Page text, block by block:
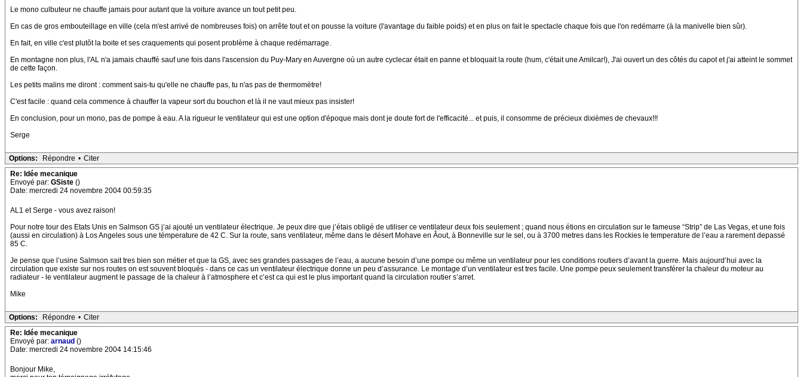
Le mono culbuteur ne chauffe jamais pour autant que la voiture avance un tout petit peu.
En cas de gros embouteillage en ville (cela m'est arrivé de nombreuses fois) on arrête tout et on pousse la voiture (l'avantage du faible poids) et en plus on fait le spectacle chaque fois que l'on redémarre (à la manivelle bien sûr).
En fait, en ville c'est plutôt la boite et ses craquements qui posent problème à chaque redémarrage.
En montagne non plus, l'AL n'a jamais chauffé sauf une fois dans l'ascension du Puy-Mary en Auvergne où un autre cyclecar était en panne et bloquait la route (hum, c'était une Amilcar!), J'ai ouvert un des côtés du capot et j'ai atteint le sommet
de cette façon.
Les petits malins me diront : comment sais-tu qu'elle ne chauffe pas, tu n'as pas de thermomètre!
C'est facile : quand cela commence à chauffer la vapeur sort du bouchon et là il ne vaut mieux pas insister!
En conclusion, pour un mono, pas de pompe à eau. A la rigueur le ventilateur qui est une option d'époque mais dont je doute fort de l'efficacité... et puis, il consomme de précieux dixièmes de chevaux!!!
Serge
Options: Répondre • Citer
Re: Idée mecanique
Envoyé par: GSiste ()
Date: mercredi 24 novembre 2004 00:59:35
AL1 et Serge - vous avez raison!
Pour notre tour des Etats Unis en Salmson GS j’ai ajouté un ventilateur électrique. Je peux dire que j’étais obligé de utiliser ce ventilateur deux fois seulement ; quand nous étions en circulation sur le fameuse “Strip” de Las Vegas, et une fois
(aussi en circulation) à Los Angeles sous une témperature de 42 C. Sur la route, sans ventilateur, même dans le désert Mohave en Âout, à Bonneville sur le sel, ou à 3700 metres dans les Rockies le temperature de l’eau a rarement depassé
85 C.
Je pense que l’usine Salmson sait tres bien son métier et que la GS, avec ses grandes passages de l’eau, a aucune besoin d’une pompe ou même un ventilateur pour les conditions routiers d’avant la guerre. Mais aujourd’hui avec la
circulation que existe sur nos routes on est souvent bloqués - dans ce cas un ventilateur électrique donne un peu d’assurance. Le montage d’un ventilateur est tres facile. Une pompe peux seulement transférer la chaleur du moteur au
radiateur - le ventilateur augment le passage de la chaleur à l’atmosphere et c’est ca qui est le plus important quand la circulation routier s’arret.
Mike
Options: Répondre • Citer
Re: Idée mecanique
Envoyé par: arnaud ()
Date: mercredi 24 novembre 2004 14:15:46
Bonjour Mike,